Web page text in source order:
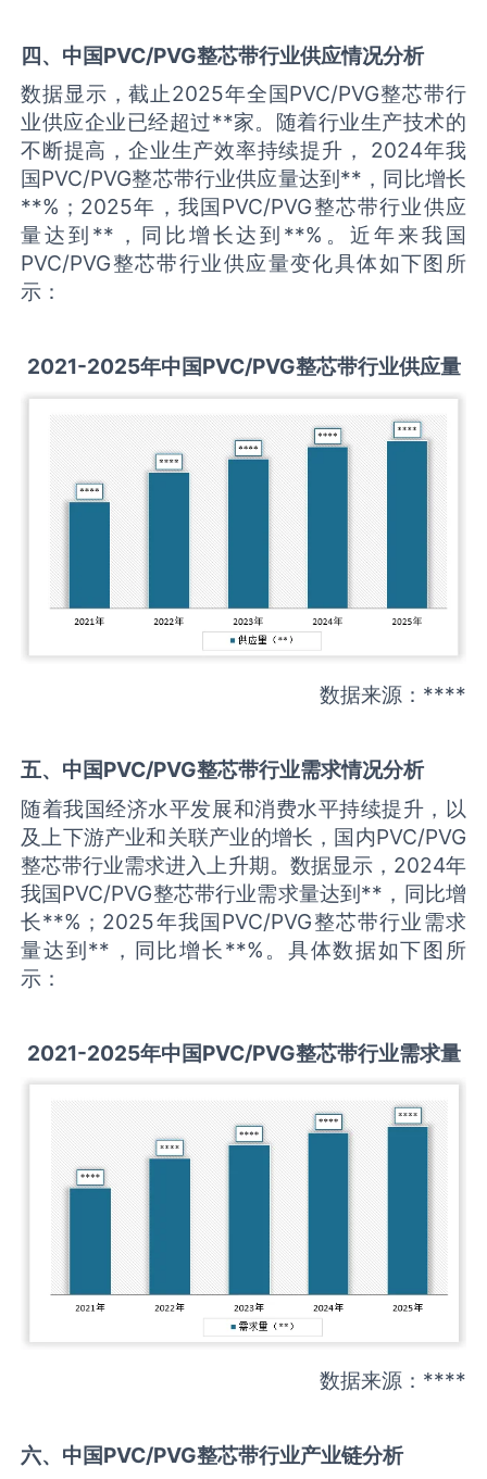
四、中国PVC/PVG整芯带行业供应情况分析
数据显示，截止2025年全国PVC/PVG整芯带行
业供应企业已经超过**家。随着行业生产技术的
不断提高，企业生产效率持续提升， 2024年我
国PVC/PVG整芯带行业供应量达到**，同比增长
**%；2025年，我国PVC/PVG整芯带行业供应
量达到**，同比增长达到**%。近年来我国
PVC/PVG整芯带行业供应量变化具体如下图所
示：
2021-2025年中国PVC/PVG整芯带行业供应量
数据来源：****
五、中国PVC/PVG整芯带行业需求情况分析
随着我国经济水平发展和消费水平持续提升，以
及上下游产业和关联产业的增长，国内PVC/PVG
整芯带行业需求进入上升期。数据显示，2024年
我国PVC/PVG整芯带行业需求量达到**，同比增
长**%；2025年我国PVC/PVG整芯带行业需求
量达到**，同比增长**%。具体数据如下图所
示：
2021-2025年中国PVC/PVG整芯带行业需求量
数据来源：****
六、中国PVC/PVG整芯带行业产业链分析